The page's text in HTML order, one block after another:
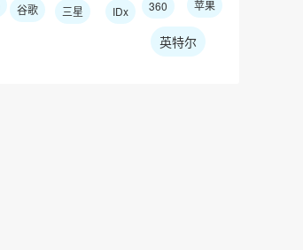
谷歌 三星 IDx 360 苹果
英特尔